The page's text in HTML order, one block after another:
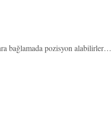
bağlamada pozisyon alabilirler…